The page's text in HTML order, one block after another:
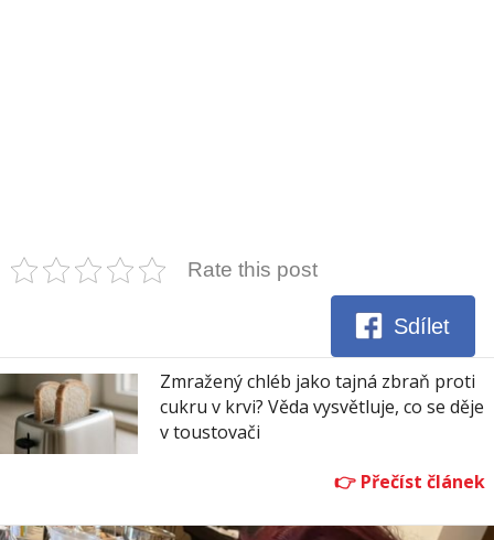
Rate this post
Sdílet
Zmražený chléb jako tajná zbraň proti
cukru v krvi? Věda vysvětluje, co se děje
v toustovači